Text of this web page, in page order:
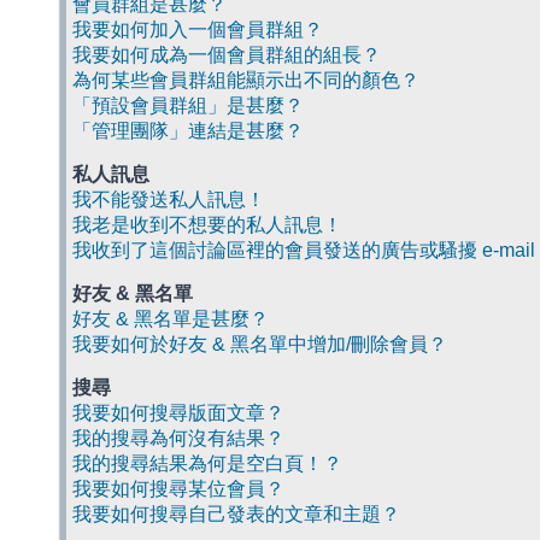
會員群組是甚麼？
我要如何加入一個會員群組？
我要如何成為一個會員群組的組長？
為何某些會員群組能顯示出不同的顏色？
「預設會員群組」是甚麼？
「管理團隊」連結是甚麼？
私人訊息
我不能發送私人訊息！
我老是收到不想要的私人訊息！
我收到了這個討論區裡的會員發送的廣告或騷擾 e-mail
好友 & 黑名單
好友 & 黑名單是甚麼？
我要如何於好友 & 黑名單中增加/刪除會員？
搜尋
我要如何搜尋版面文章？
我的搜尋為何沒有結果？
我的搜尋結果為何是空白頁！？
我要如何搜尋某位會員？
我要如何搜尋自己發表的文章和主題？